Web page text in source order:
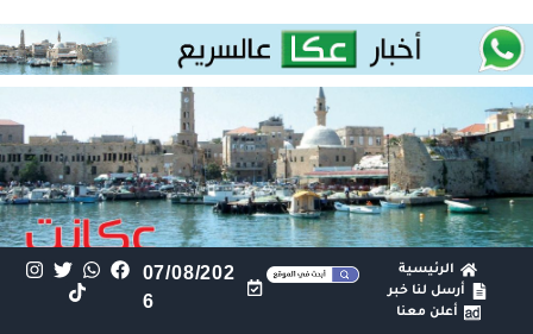
الرئيسية
أرسل لنا خبر
أعلن معنا
07/08/202
6